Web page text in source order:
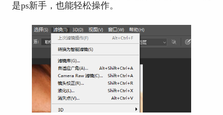
是ps新手，也能轻松操作。